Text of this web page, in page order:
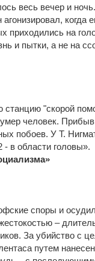
весь вечер и
агонизировал,
приходились на
и пытки, а не на
"скорой
человек.
побоев. У Т.
- в области головы».
споры и
–
За убийство с
путем